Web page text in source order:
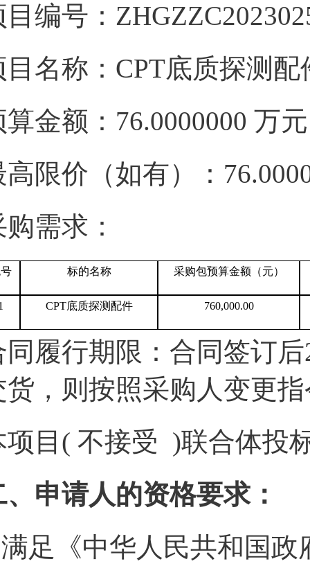
目编号：
目名称：CPT底质探测
算金额：76.0000000 万
高限价（如有）：
需求：
标的名称 采购包预算金额（元）
CPT底质探测配件 760,000.00
同履行期限：合同签订
货，则按照采购人变更
项目( 不接受 )联合体投
、申请人的资格要求：
足《中华人民共和国